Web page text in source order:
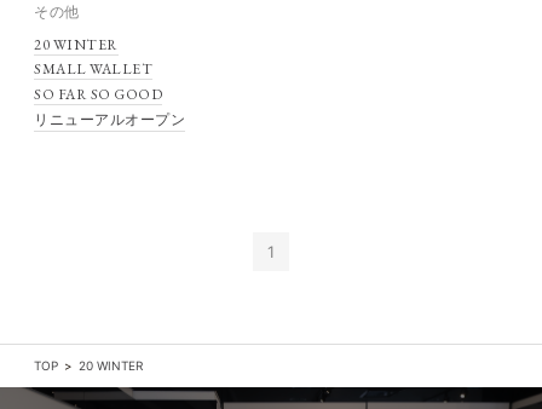
その他
20 WINTER
SMALL WALLET
SO FAR SO GOOD
リニューアルオープン
1
TOP 20 WINTER